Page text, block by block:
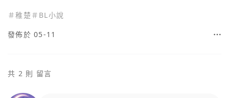
＃稚楚 ＃ BL小說
發佈於 05-11
共 2 則 留言